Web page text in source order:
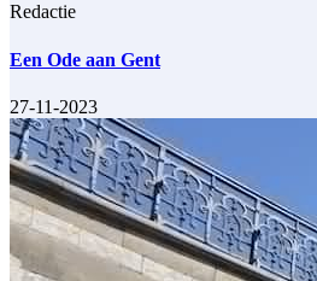
Redactie
Een Ode aan Gent
27-11-2023